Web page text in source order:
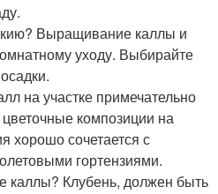
Выращивание каллы и
уходу. Выбирайте
на участке примечательно
композиции на
хорошо сочетается с
гортензиями.
каллы? Клубень, должен быть